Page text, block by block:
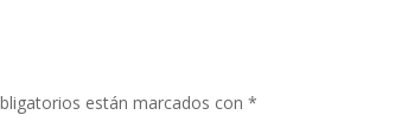
están marcados con*